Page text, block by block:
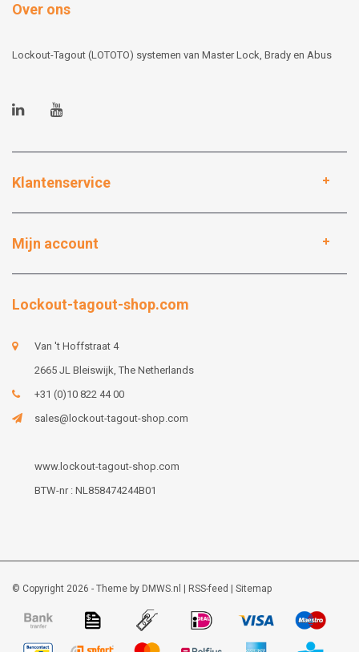
Over ons
Lockout-Tagout (LOTOTO) systemen van Master Lock, Brady en Abus
Klantenservice
Mijn account
Lockout-tagout-shop.com
Van 't Hoffstraat 4
2665 JL Bleiswijk, The Netherlands
+31 (0)10 822 44 00
sales@lockout-tagout-shop.com
www.lockout-tagout-shop.com
BTW-nr : NL858474244B01
© Copyright 2026 - Theme by DMWS.nl RSS-feed Sitemap